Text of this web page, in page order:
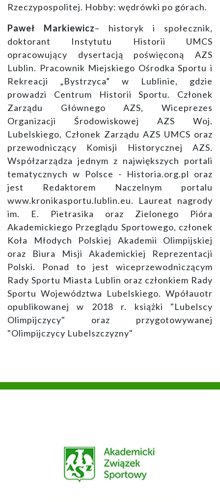
Rzeczypospolitej. Hobby: wędrówki po górach.
Paweł Markiewicz– historyk i społecznik,
doktorant Instytutu Historii UMCS
opracowujący dysertacją poświęconą AZS
Lublin. Pracownik Miejskiego Ośrodka Sportu i
Rekreacji „Bystrzyca” w Lublinie, gdzie
prowadzi Centrum Historii Sportu. Członek
Zarządu Głównego AZS, Wiceprezes
Organizacji Środowiskowej AZS Woj.
Lubelskiego, Członek Zarządu AZS UMCS oraz
przewodniczący Komisji Historycznej AZS.
Współzarządza jednym z największych portali
tematycznych w Polsce - Historia.org.pl oraz
jest Redaktorem Naczelnym portalu
www.kronikasportu.lublin.eu. Laureat nagrody
im. E. Pietrasika oraz Zielonego Pióra
Akademickiego Przeglądu Sportowego, członek
Koła Młodych Polskiej Akademii Olimpijskiej
oraz Biura Misji Akademickiej Reprezentacji
Polski. Ponad to jest wiceprzewodniczącym
Rady Sportu Miasta Lublin oraz członkiem Rady
Sportu Województwa Lubelskiego. Wpółauotr
opublikowanej w 2018 r. książki "Lubelscy
Olimpijczycy" oraz przygotowywanej
"Olimpijczycy Lubelszczyzny"